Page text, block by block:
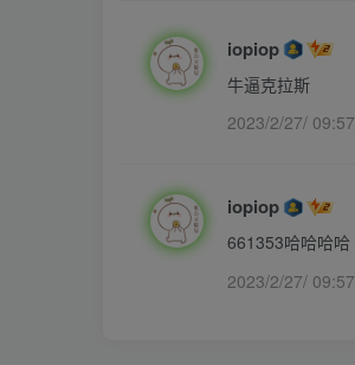
iopiop
牛逼克拉斯
2023/2/27/ 09:57
iopiop
661353哈哈哈哈
2023/2/27/ 09:57